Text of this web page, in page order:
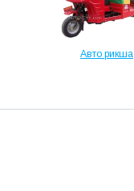
Авто рикша